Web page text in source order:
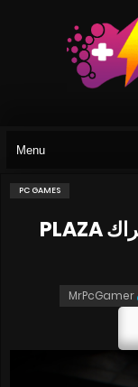
PC GAMES
تحميل لعبة DYING Reborn بكراك PLAZA
MrPcGamer